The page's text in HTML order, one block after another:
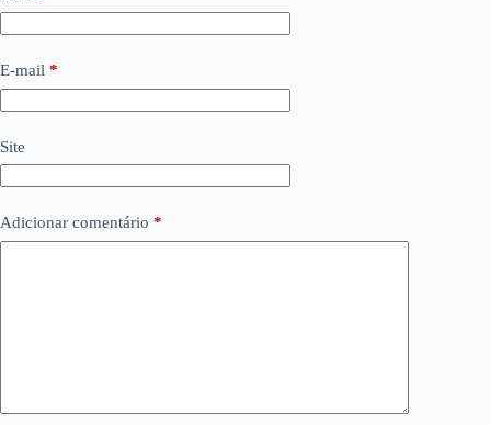
E-mail *
Site
Adicionar comentário *